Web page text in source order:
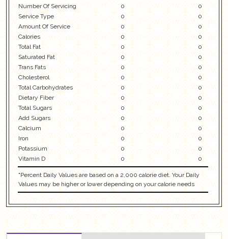
Number Of Servicing
0
0
Service Type
0
0
Amount Of Service
0
0
Calories
0
0
Total Fat
0
0
Saturated Fat
0
0
Trans Fats
0
0
Cholesterol
0
0
Total Carbohydrates
0
0
Dietary Fiber
0
0
Total Sugars
0
0
Add Sugars
0
0
Calcium
0
0
Iron
0
0
Potassium
0
0
Vitamin D
0 0
"Percent Daily Values are based on a 2,000 calorie diet. Your Daily
Values may be higher or lower depending on your calorie needs